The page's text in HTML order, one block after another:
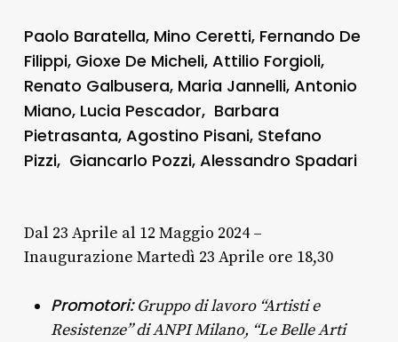
Paolo Baratella, Mino Ceretti, Fernando De
Filippi, Gioxe De Micheli, Attilio Forgioli,
Renato Galbusera, Maria Jannelli, Antonio
Miano, Lucia Pescador, Barbara
Pietrasanta, Agostino Pisani, Stefano
Pizzi, Giancarlo Pozzi, Alessandro Spadari
Dal 23 Aprile al 12 Maggio 2024 –
Inaugurazione Martedì 23 Aprile ore 18,30
Promotori:Gruppo di lavoro “Artisti e
Resistenze” di ANPI Milano, “Le Belle Arti